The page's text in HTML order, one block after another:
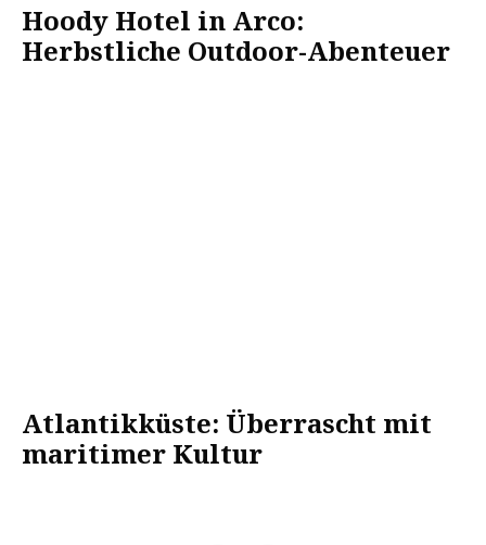
Hoody Hotel in Arco:
Herbstliche Outdoor-Abenteuer
Atlantikküste: Überrascht mit
maritimer Kultur